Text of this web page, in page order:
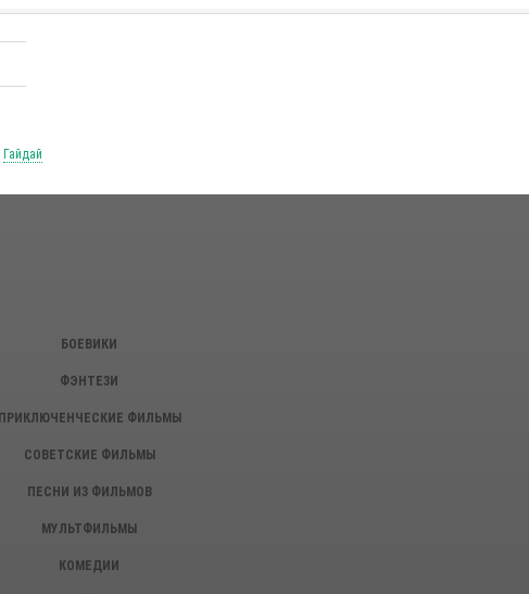
Гайдай
БОЕВИКИ
ФЭНТЕЗИ
ПРИКЛЮЧЕНЧЕСКИЕ ФИЛЬМЫ
СОВЕТСКИЕ ФИЛЬМЫ
ПЕСНИ ИЗ ФИЛЬМОВ
МУЛЬТФИЛЬМЫ
КОМЕДИИ